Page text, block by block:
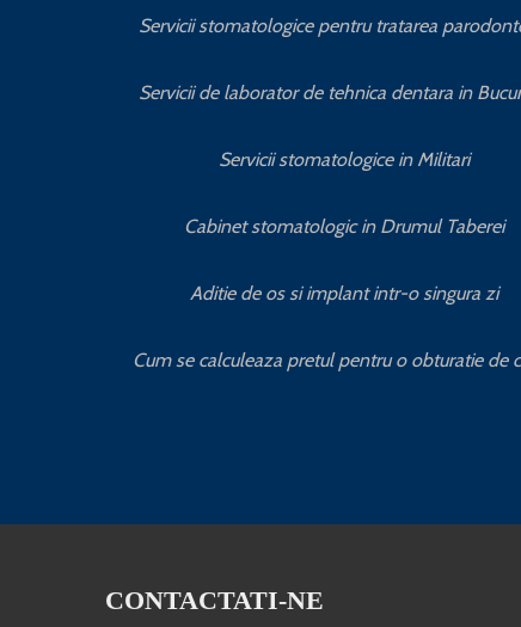
Servicii stomatologice pentru tratarea
Servicii de laborator de tehnica dentara in
Servicii stomatologice in Militari
Cabinet stomatologic in Drumul Taberei
Aditie de os si implant intr-o singura zi
Cum se calculeaza pretul pentru o obturatie de
CONTACTATI-NE